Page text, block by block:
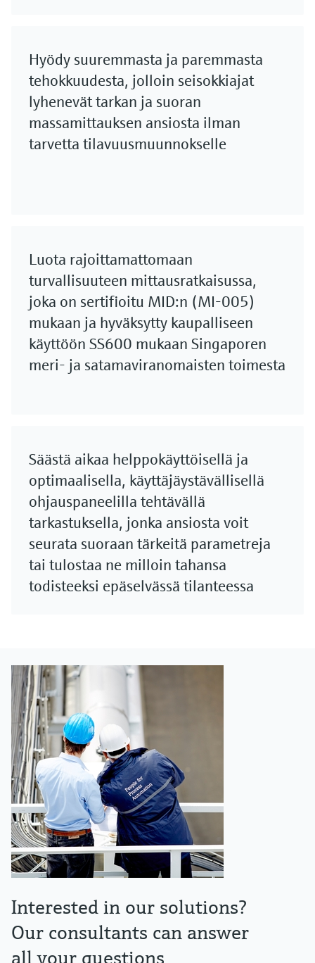
Hyödy suuremmasta ja paremmasta
tehokkuudesta, jolloin seisokkiajat
lyhenevät tarkan ja suoran
massamittauksen ansiosta ilman
tarvetta tilavuusmuunnokselle
Luota rajoittamattomaan
turvallisuuteen mittausratkaisussa,
joka on sertifioitu MID:n (MI-005)
mukaan ja hyväksytty kaupalliseen
käyttöön SS600 mukaan Singaporen
meri- ja satamaviranomaisten toimesta
Säästä aikaa helppokäyttöisellä ja
optimaalisella, käyttäjäystävällisellä
ohjauspaneelilla tehtävällä
tarkastuksella, jonka ansiosta voit
seurata suoraan tärkeitä parametreja
tai tulostaa ne milloin tahansa
todisteeksi epäselvässä tilanteessa
Interested in our solutions?
Our consultants can answer
all your questions